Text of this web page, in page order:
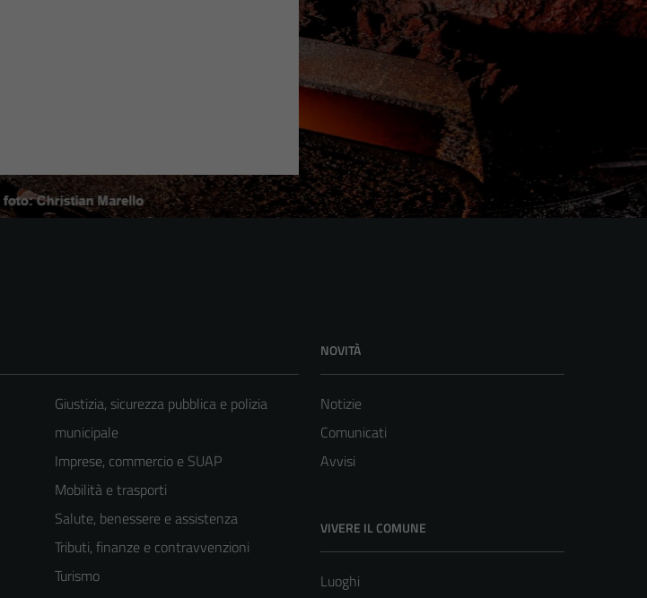
Giustizia, sicurezza pubblica e polizia
municipale
Imprese, commercio e SUAP
Mobilità e trasporti
Salute, benessere e assistenza
Tributi, finanze e contravvenzioni
Turismo
NOVITÀ
Notizie
Comunicati
Avvisi
VIVERE IL COMUNE
Luoghi